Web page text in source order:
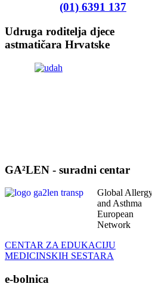
(01) 6391 137
Udruga roditelja djece
astmatičara Hrvatske
GA²LEN - suradni centar
Global
and Asthma
European
Network
CENTAR ZA EDUKACIJU
MEDICINSKIH SESTARA
e-bolnica